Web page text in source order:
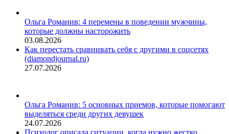
Ольга Романив: 4 перемены в поведении мужчины,
которые должны насторожить
03.08.2026
Как перестать сравнивать себя с другими в соцсетях
(diamondjournal.ru)
27.07.2026
Ольга Романив: 5 основных приемов, которые помогают
выделяться среди других девушек
24.07.2026
Психолог описала ситуации, когда нужно жестко